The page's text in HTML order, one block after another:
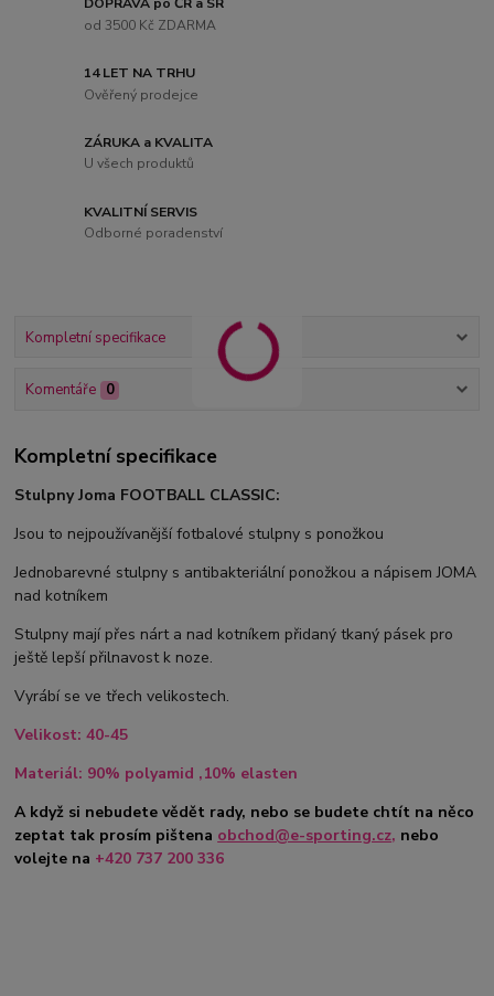
od 3500 Kč ZDARMA
14 LET NA TRHU
Ověřený prodejce
ZÁRUKA a KVALITA
U všech produktů
KVALITNÍ SERVIS
Odborné poradenství
Kompletní specifikace
Komentáře 0
Kompletní specifikace
Stulpny Joma FOOTBALL CLASSIC:
Jsou to nejpoužívanější fotbalové stulpny s ponožkou
Jednobarevné stulpny s antibakteriální ponožkou a nápisem JOMA
nad kotníkem
Stulpny mají přes nárt a nad kotníkem přidaný tkaný pásek pro
ještě lepší přilnavost k noze.
Vyrábí se ve třech velikostech.
Velikost: 40-45
Materiál: 90% polyamid ,10% elasten
A když si nebudete vědět rady, nebo se budete chtít na něco
zeptat tak prosím pištena obchod@e-sporting.cz, nebo
volejte na +420 737 200 336